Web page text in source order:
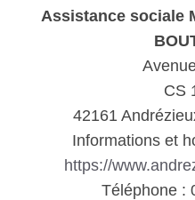
Assistance sociale
CS
42161
Informations et
https://
Téléphone :